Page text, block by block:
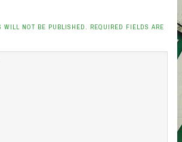
WILL NOT BE PUBLISHED. REQUIRED FIELDS ARE